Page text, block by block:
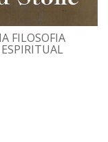
FILOSOFIA